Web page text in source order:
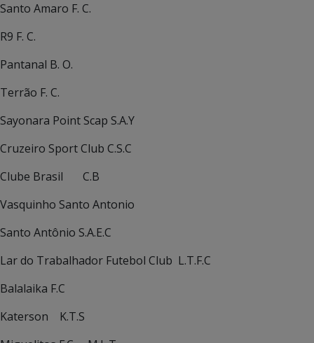
Santo Amaro F. C.
R9 F. C.
Pantanal B. O.
Terrão F. C.
Sayonara Point Scap S.A.Y
Cruzeiro Sport Club C.S.C
Clube Brasil C.B
Vasquinho Santo Antonio
Santo Antônio S.A.E.C
Lar do Trabalhador Futebol Club L.T.F.C
Balalaika F.C
Katerson K.T.S